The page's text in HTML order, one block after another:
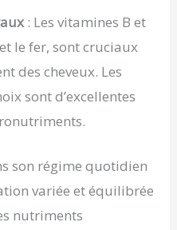
: Les vitamines B et
le fer, sont cruciaux
des cheveux. Les
sont d’excellentes
son régime quotidien
variée et équilibrée
nutriments